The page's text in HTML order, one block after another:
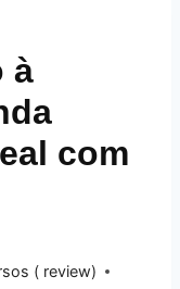
à
com
( review)